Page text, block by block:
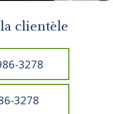
clientèle
3278
3278